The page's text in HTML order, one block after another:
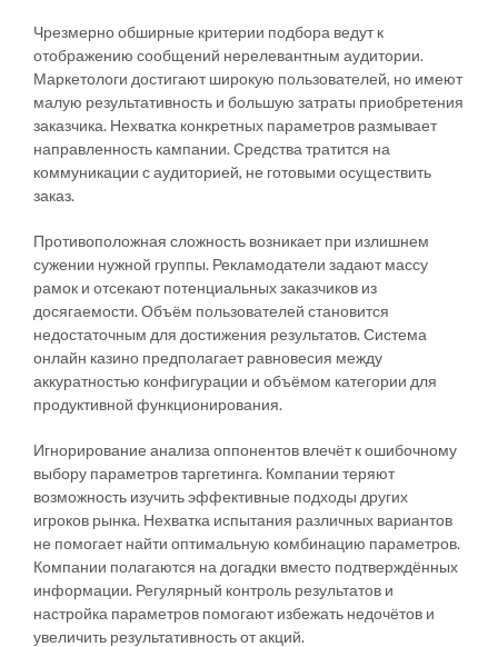
Чрезмерно обширные критерии подбора ведут к
отображению сообщений нерелевантным аудитории.
Маркетологи достигают широкую пользователей, но имеют
малую результативность и большую затраты приобретения
заказчика. Нехватка конкретных параметров размывает
направленность кампании. Средства тратится на
коммуникации с аудиторией, не готовыми осуществить
заказ.
Противоположная сложность возникает при излишнем
сужении нужной группы. Рекламодатели задают массу
рамок и отсекают потенциальных заказчиков из
досягаемости. Объём пользователей становится
недостаточным для достижения результатов. Система
онлайн казино предполагает равновесия между
аккуратностью конфигурации и объёмом категории для
продуктивной функционирования.
Игнорирование анализа оппонентов влечёт к ошибочному
выбору параметров таргетинга. Компании теряют
возможность изучить эффективные подходы других
игроков рынка. Нехватка испытания различных вариантов
не помогает найти оптимальную комбинацию параметров.
Компании полагаются на догадки вместо подтверждённых
информации. Регулярный контроль результатов и
настройка параметров помогают избежать недочётов и
увеличить результативность от акций.